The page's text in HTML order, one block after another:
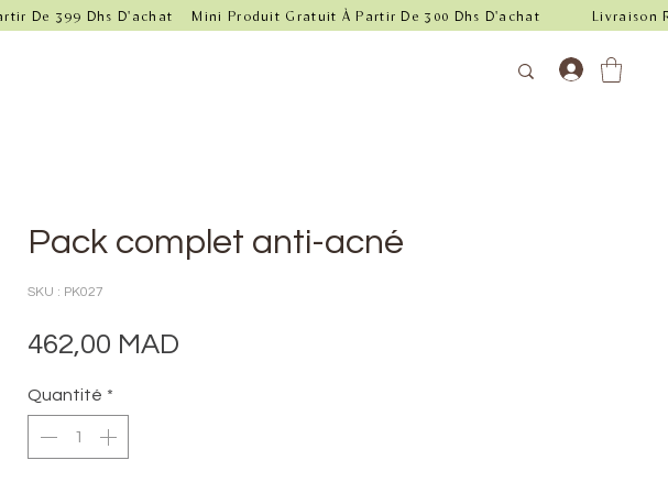
De 399 Dhs D'achat
Pack complet anti-acné
SKU : PK027
462,00 MAD
Quantité *